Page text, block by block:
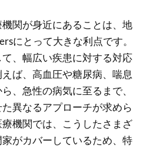
関が身近にあることは、地
にとって大きな利点です。
、幅広い疾患に対する対応
ば、高血圧や糖尿病、喘息
、急性の病気に至るまで、
異なるアプローチが求めら
機関では、こうしたさまざ
がカバーしているため、特